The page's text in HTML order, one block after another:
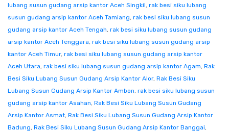
lubang susun gudang arsip kantor Aceh Singkil, rak besi siku lubang
susun gudang arsip kantor Aceh Tamiang, rak besi siku lubang susun
gudang arsip kantor Aceh Tengah, rak besi siku lubang susun gudang
arsip kantor Aceh Tenggara, rak besi siku lubang susun gudang arsip
kantor Aceh Timur, rak besi siku lubang susun gudang arsip kantor
Aceh Utara, rak besi siku lubang susun gudang arsip kantor Agam, Rak
Besi Siku Lubang Susun Gudang Arsip Kantor Alor, Rak Besi Siku
Lubang Susun Gudang Arsip Kantor Ambon, rak besi siku lubang susun
gudang arsip kantor Asahan, Rak Besi Siku Lubang Susun Gudang
Arsip Kantor Asmat, Rak Besi Siku Lubang Susun Gudang Arsip Kantor
Badung, Rak Besi Siku Lubang Susun Gudang Arsip Kantor Banggai,